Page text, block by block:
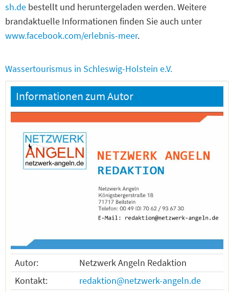
sh.de bestellt und heruntergeladen werden. Weitere
brandaktuelle Informationen finden Sie auch unter
www.facebook.com/erlebnis-meer.
Wassertourismus in Schleswig-Holstein e.V.
Informationen zum Autor
Autor:
Netzwerk Angeln Redaktion
Kontakt:
redaktion@netzwerk-angeln.de